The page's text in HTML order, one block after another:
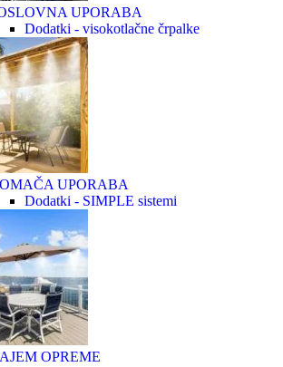
UPORABA
Dodatki - visokotlačne črpalke
UPORABA
Dodatki - SIMPLE sistemi
OPREME